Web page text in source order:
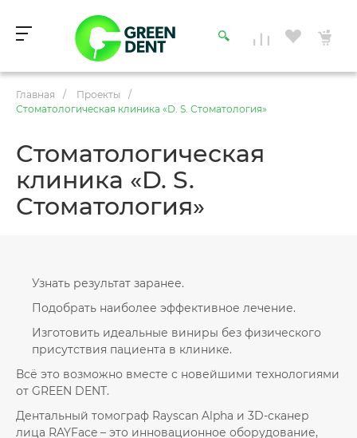
Главная / Проекты
/
Стоматологическая клиника «D. S. Стоматология»
Стоматологическая
клиника «D. S.
Стоматология»
Узнать результат заранее.
Подобрать наиболее эффективное лечение.
Изготовить идеальные виниры без физического
присутствия пациента в клинике.
Всё это возможно вместе с новейшими технологиями
от GREEN DENT.
Дентальный томограф Rayscan Alpha и 3D-сканер
лица RAYFace – это инновационное оборудование,